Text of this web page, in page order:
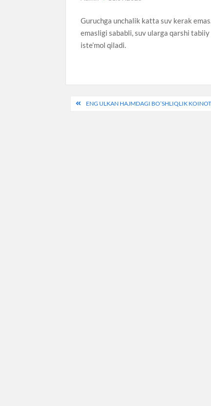
Guruchga unchalik katta suv kerak
emasligi sababli, suv ularga qarshi
iste’mol qiladi.
Навигация
ENG ULKAN HAJMDAGI BO’SHLIQLIK